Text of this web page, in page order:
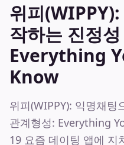
위피
작하는 진정
Everything
Know
위피(WIPPY): 익명채
관계형성: Everything
19 요즘 데이팅 앱에 지